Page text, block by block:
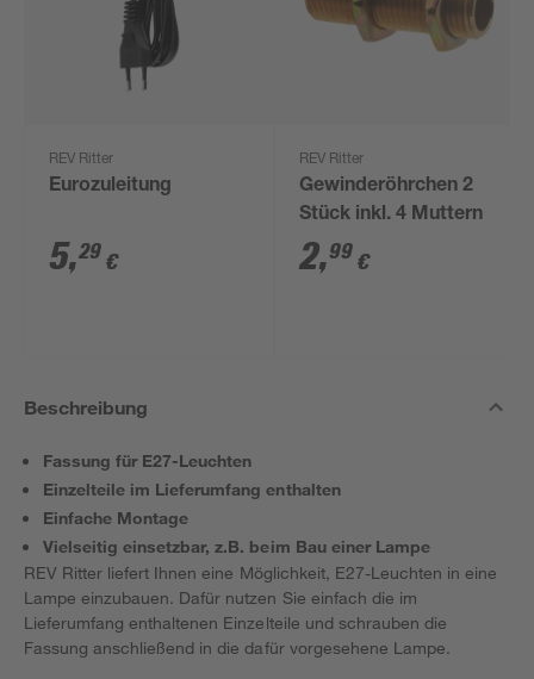
REV Ritter
Eurozuleitung
5,29 €
REV Ritter
Gewinderöhrchen 2
Stück inkl. 4 Muttern
2,99 €
Beschreibung
Fassung für E27-Leuchten
Einzelteile im Lieferumfang enthalten
Einfache Montage
Vielseitig einsetzbar, z.B. beim Bau einer Lampe
REV Ritter liefert Ihnen eine Möglichkeit, E27-Leuchten in eine
Lampe einzubauen. Dafür nutzen Sie einfach die im
Lieferumfang enthaltenen Einzelteile und schrauben die
Fassung anschließend in die dafür vorgesehene Lampe.